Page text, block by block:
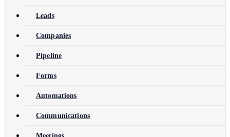
Leads
Companies
Pipeline
Forms
Automations
Communications